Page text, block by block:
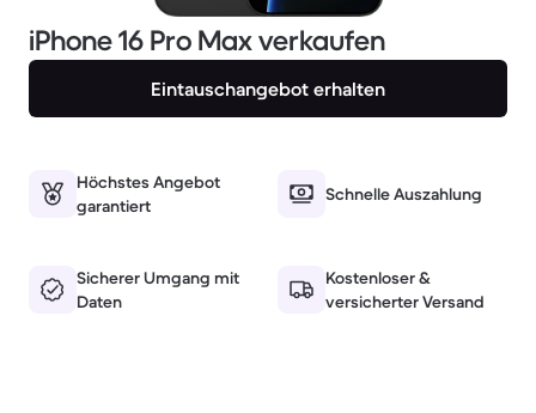
iPhone 16 Pro Max verkaufen
Eintauschangebot erhalten
Höchstes Angebot
garantiert
Schnelle Auszahlung
Sicherer Umgang mit
Daten
Kostenloser &
versicherter Versand